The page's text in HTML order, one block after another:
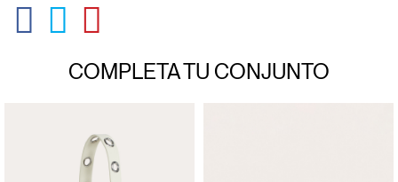
GLOBAL.SOCIALSHARE.FACEBOOK
GLOBAL.SOCIALSHARE.TWITTER
COMPLETA TU CONJUNTO